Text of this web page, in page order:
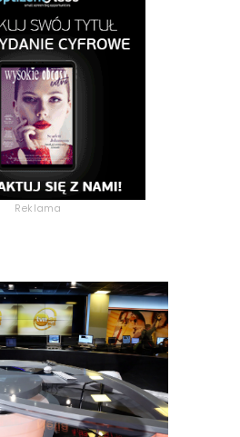
Reklama